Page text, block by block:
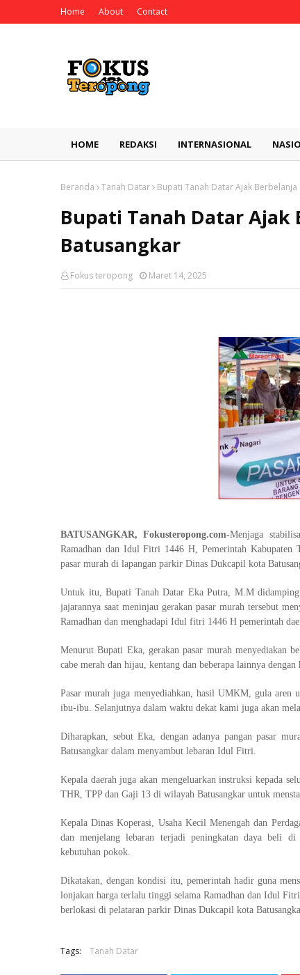
Home About Contact
HOME REDAKSI INTERNASIONAL
Beranda Tanah Datar Bupati Tanah Datar Ajak
Bupati Tanah Datar Ajak
Batusangkar
Fokus teropong Maret 14, 2025
BATUSANGKAR, Fokusteropong.com-Menjaga
Ramadhan dan Idul Fitri 1446 H, Pemerintah Kabupaten
pasar murah di lapangan parkir Dinas Dukcapil kota
Untuk itu, Bupati Tanah Datar Eka Putra, M.M
jajarannya saat meninjau gerakan pasar murah tersebut
Ramadhan dan menghadapi Idul fitri 1446 H pemerintah
Menurut Bupati Eka, gerakan pasar murah menyediakan
cabe merah dan hijau, kentang dan beberapa lainnya
Pasar murah juga menyediahkan, hasil UMKM, gula aren
ibu-ibu. Selanjutnya dalam waktu dekat kami juga akan
Diharapkan, sebut Eka, dengan adanya pangan pasar
Batusangkar dalam menyambut lebaran Idul Fitri.
Kepala daerah juga akan mengeluarkan instruksi kepada
THR, TPP dan Gaji 13 di wilayah Batusangkar untuk
Kepala Dinas Koperasi, Usaha Kecil Menengah dan
dan menjelang lebaran terjadi peningkatan daya beli di
kebutuhan pokok.
Dikatakan, dengan kondisi itu, pemerintah hadir guna
lonjakan harga terlalu tinggi selama Ramadhan dan Idul
berlokasi di pelataran parkir Dinas Dukcapil kota
Tags: Tanah Datar